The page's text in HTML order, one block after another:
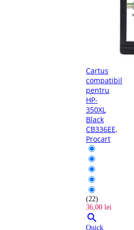
Cartus
compatibil
pentru
HP-
350XL
Black
CB336EE,
Procart
(22)
36,00 lei

Quick